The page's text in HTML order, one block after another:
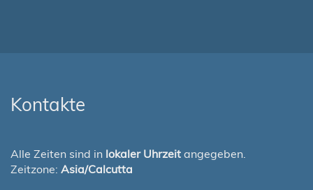
Kontakte
Alle Zeiten sind in lokaler Uhrzeit angegeben.
Zeitzone: Asia/Calcutta